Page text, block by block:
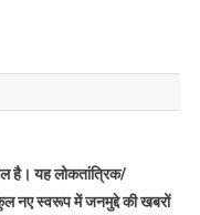
है। यह लोकतांत्रिक/
नए स्वरूप में जनमुद्दे की खबरों